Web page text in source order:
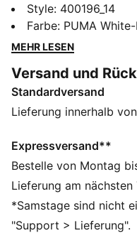
deine Style-DNA ein.
inspirierten Design
Street Vielseitigkeit
Straße. Die
Schritt des Tages für
ultimativen Komfort.
Das Obermaterial der
30 % aus recycelten
aus mindestens 10 %
SOFTFOAM+:
Komfort, die dank der
weiche Dämpfung sorgt
Style: 400196_14
Farbe: PUMA
MEHR LESEN
Versand und
Standardversand
Lieferung innerhalb
Expressversand**
Bestelle von Montag
Lieferung am nächsten
*Samstage sind nicht
"Support > Lieferung".